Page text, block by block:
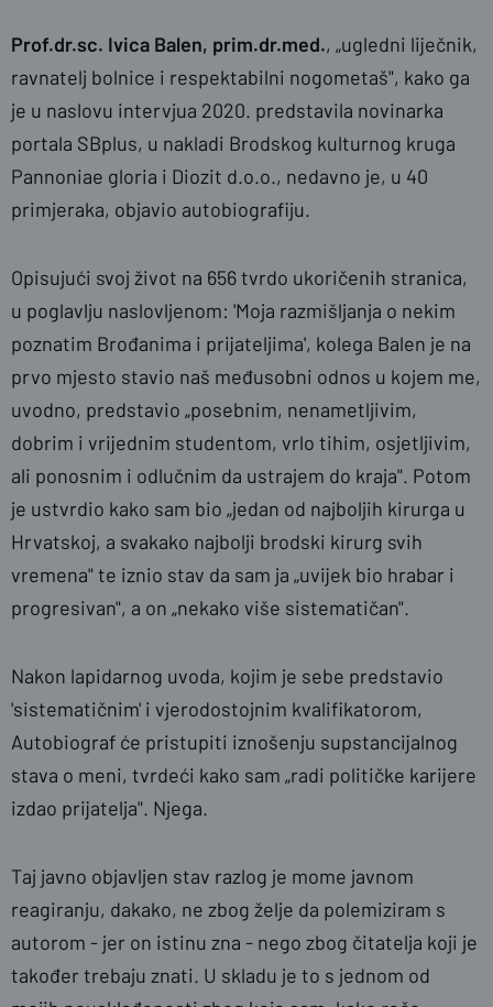
naslovnica Vladimir Jerković
Prof.dr.sc. Ivica Balen, prim.dr.med., „ugledni liječnik,
ravnatelj bolnice i respektabilni nogometaš", kako ga
je u naslovu intervjua 2020. predstavila novinarka
portala SBplus, u nakladi Brodskog kulturnog kruga
Pannoniae gloria i Diozit d.o.o., nedavno je, u 40
primjeraka, objavio autobiografiju.
Opisujući svoj život na 656 tvrdo ukoričenih stranica,
u poglavlju naslovljenom: 'Moja razmišljanja o nekim
poznatim Brođanima i prijateljima', kolega Balen je na
prvo mjesto stavio naš međusobni odnos u kojem me,
uvodno, predstavio „posebnim, nenametljivim,
dobrim i vrijednim studentom, vrlo tihim, osjetljivim,
ali ponosnim i odlučnim da ustrajem do kraja". Potom
je ustvrdio kako sam bio „jedan od najboljih kirurga u
Hrvatskoj, a svakako najbolji brodski kirurg svih
vremena" te iznio stav da sam ja „uvijek bio hrabar i
progresivan", a on „nekako više sistematičan".
Nakon lapidarnog uvoda, kojim je sebe predstavio
'sistematičnim' i vjerodostojnim kvalifikatorom,
Autobiograf će pristupiti iznošenju supstancijalnog
stava o meni, tvrdeći kako sam „radi političke karijere
izdao prijatelja". Njega.
Taj javno objavljen stav razlog je mome javnom
reagiranju, dakako, ne zbog želje da polemiziram s
autorom - jer on istinu zna - nego zbog čitatelja koji je
također trebaju znati. U skladu je to s jednom od